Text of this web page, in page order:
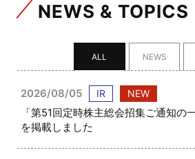
NEWS & TOPICS
ALL NEWS
2026/08/05 IR NEW
「第51回定時株主総会招集ご通知の
を掲載しました